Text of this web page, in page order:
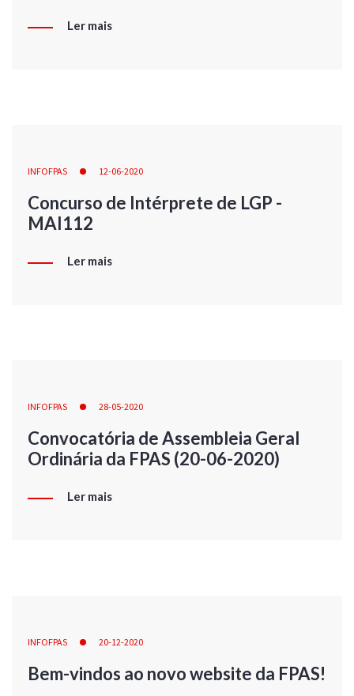
Ler mais
INFOFPAS 12-06-2020
Concurso de Intérprete de LGP -
MAI112
Ler mais
INFOFPAS 28-05-2020
Convocatória de Assembleia Geral
Ordinária da FPAS (20-06-2020)
Ler mais
INFOFPAS 20-12-2020
Bem-vindos ao novo website da FPAS!